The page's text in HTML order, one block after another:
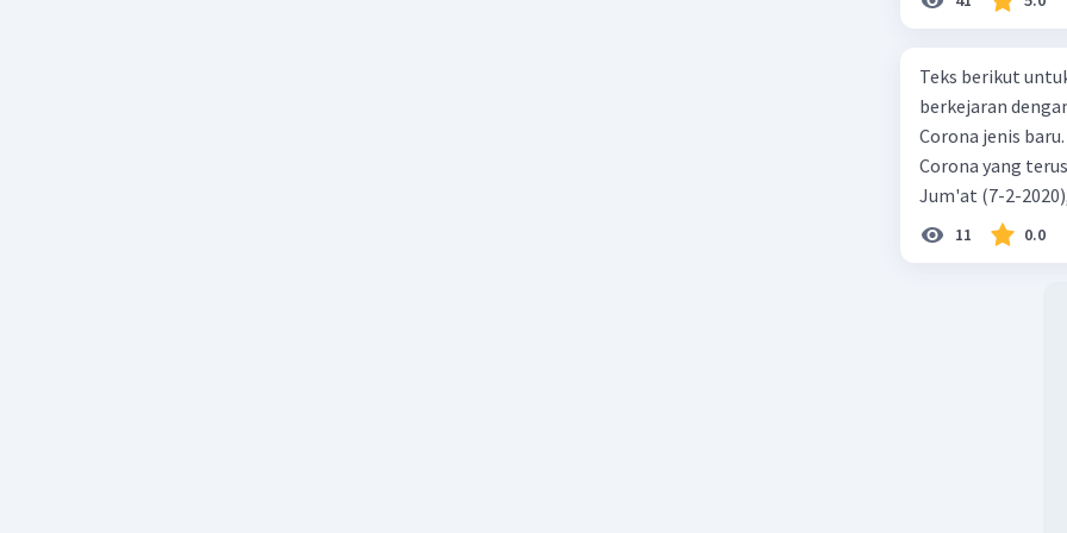
Teks berikut
berkejaran
Corona jenis
Corona yang
Jum'at (7-2-
akibat virus
yang terinfeksi
hingga Prancis
11 0.0